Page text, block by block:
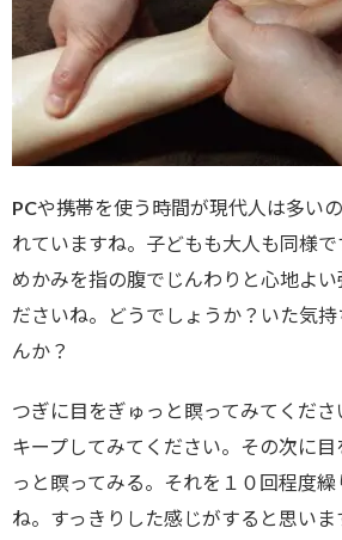
PCや携帯を使う時間が現代人は多い
れていますね。子どもも大人も同様で
めかみを指の腹でじんわりと心地よい
ださいね。どうでしょうか？いた気
んか？
つぎに目をぎゅっと瞑ってみてくだ
キープしてみてください。その次に
っと瞑ってみる。それを１０回程度
ね。すっきりした感じがすると思い